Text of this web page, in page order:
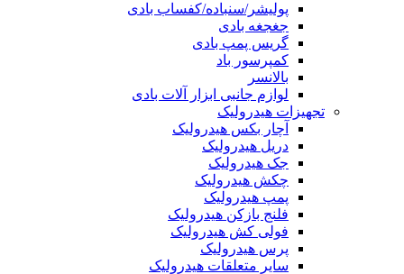
پولیشر/سنباده/کفساب بادی
جغجغه بادی
گریس پمپ بادی
کمپرسور باد
بالانسر
لوازم جانبی ابزار آلات بادی
تجهیزات هیدرولیک
آچار بکس هیدرولیک
دریل هیدرولیک
جک هیدرولیک
چکش هیدرولیک
پمپ هیدرولیک
فلنج بازکن هیدرولیک
فولی کش هیدرولیک
پرس هیدرولیک
سایر متعلقات هیدرولیک